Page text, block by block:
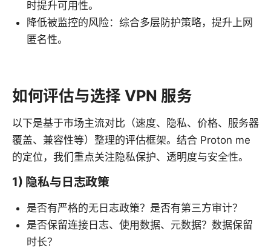
时提升可用性。
降低被监控的风险：综合多层防护策略，提升上网
匿名性。
如何评估与选择 VPN 服务
以下是基于市场主流对比（速度、隐私、价格、服务器
覆盖、兼容性等）整理的评估框架。结合 Proton me
的定位，我们重点关注隐私保护、透明度与安全性。
1) 隐私与日志政策
是否有严格的无日志政策？是否有第三方审计？
是否保留连接日志、使用数据、元数据？数据保留
时长？